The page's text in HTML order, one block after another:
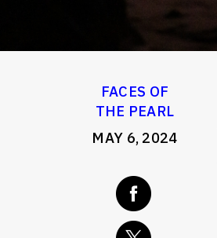
FACES OF
THE PEARL
MAY 6, 2024